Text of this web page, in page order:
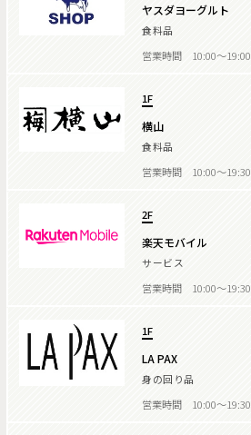
ヤスダヨーグルト
食料品
営業時間 10:00～19:00
1F
横山
食料品
営業時間 10:00～19:30
2F
楽天モバイル
サービス
営業時間 10:00～19:30
1F
LA PAX
身の回り品
営業時間 10:00～19:30